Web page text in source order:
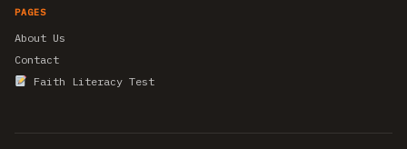
PAGES
About Us
Contact
Faith Literacy Test